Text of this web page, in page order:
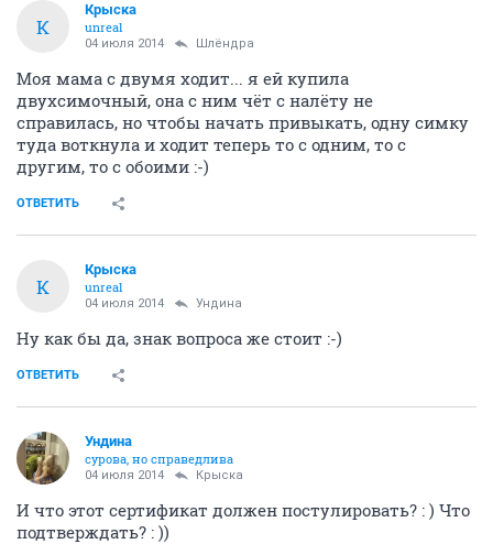
К
Крыска
unreal
04 июля 2014 Шлёндра
Моя мама с двумя ходит... я ей купила
двухсимочный, она с ним чёт с налёту не
справилась, но чтобы начать привыкать, одну симку
туда воткнула и ходит теперь то с одним, то с
другим, то с обоими :-)
ОТВЕТИТЬ
К
Крыска
unreal
04 июля 2014 Ундинa
Ну как бы да, знак вопроса же стоит :-)
ОТВЕТИТЬ
Ундинa
сурова, но справедлива
04 июля 2014 Крыска
И что этот сертификат должен постулировать? : ) Что
подтверждать? : ))